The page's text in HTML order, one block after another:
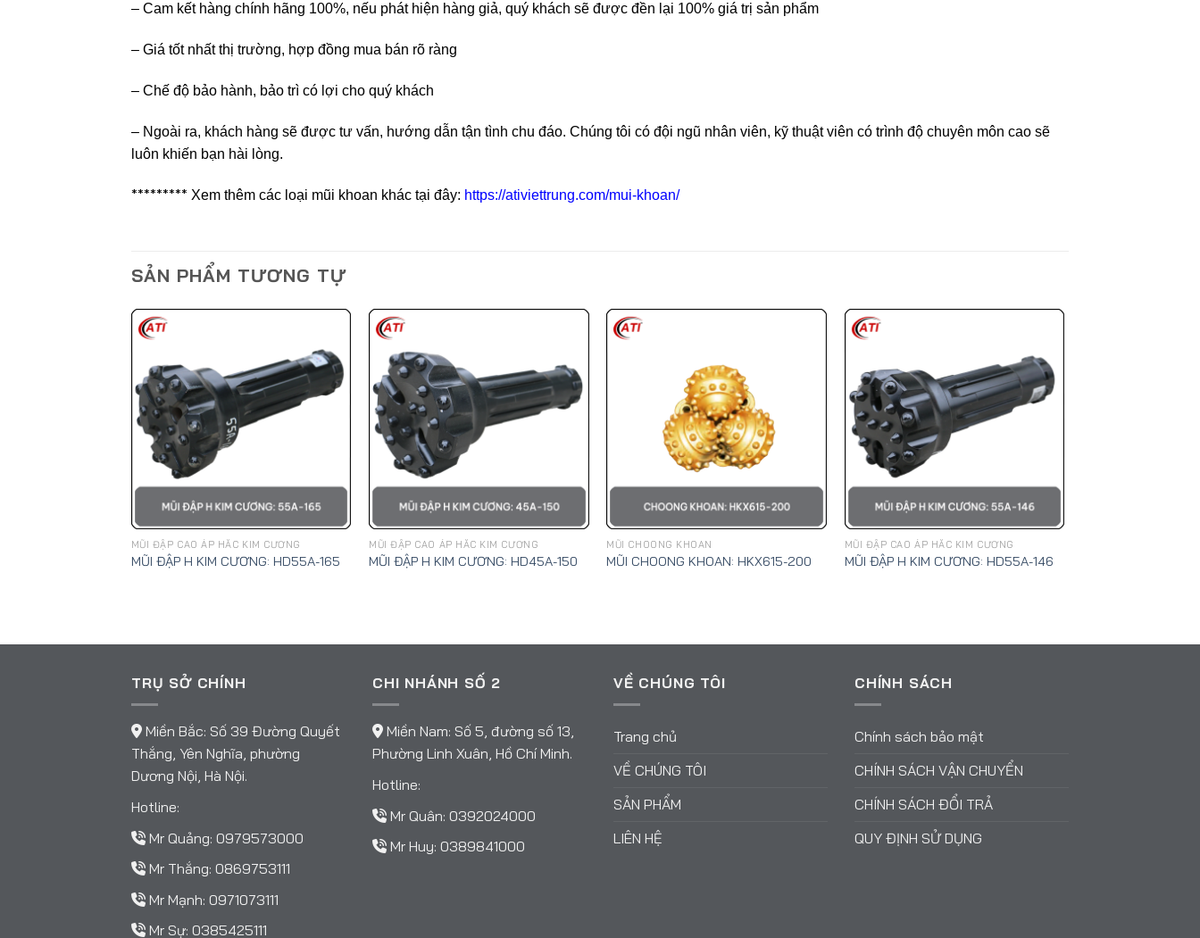
– Cam kết hàng chính hãng 100%, nếu phát hiện hàng giả, quý khách sẽ được đền lại 100% giá trị sản phẩm
– Giá tốt nhất thị trường, hợp đồng mua bán rõ ràng
– Chế độ bảo hành, bảo trì có lợi cho quý khách
– Ngoài ra, khách hàng sẽ được tư vấn, hướng dẫn tận tình chu đáo. Chúng tôi có đội ngũ nhân viên, kỹ thuật viên có trình độ chuyên môn cao sẽ
luôn khiến bạn hài lòng.
********* Xem thêm các loại mũi khoan khác tại đây: https://ativiettrung.com/mui-khoan/
SẢN PHẨM TƯƠNG TỰ
MŨI ĐẬP CAO ÁP HẮC KIM CƯƠNG
MŨI ĐẬP H KIM CƯƠNG: HD55A-165
MŨI ĐẬP CAO ÁP HẮC KIM CƯƠNG
MŨI ĐẬP H KIM CƯƠNG: HD45A-150
MŨI CHOONG KHOAN
MŨI CHOONG KHOAN: HKX615-200
MŨI ĐẬP CAO ÁP HẮC KIM CƯƠNG
MŨI ĐẬP H KIM CƯƠNG: HD55A-146
TRỤ SỞ CHÍNH
Miền Bắc: Số 39 Đường Quyết
Thắng, Yên Nghĩa, phường
Dương Nội, Hà Nội.
Hotline:
Mr Quảng: 0979573000
Mr Thắng: 0869753111
Mr Mạnh: 0971073111
Mr Sự: 0385425111
CHI NHÁNH SỐ 2
Miền Nam: Số 5, đường số 13,
Phường Linh Xuân, Hồ Chí Minh.
Hotline:
Mr Quân: 0392024000
Mr Huy: 0389841000
VỀ CHÚNG TÔI
Trang chủ
VỀ CHÚNG TÔI
SẢN PHẨM
LIÊN HỆ
CHÍNH SÁCH
Chính sách bảo mật
CHÍNH SÁCH VẬN CHUYỂN
CHÍNH SÁCH ĐỔI TRẢ
QUY ĐỊNH SỬ DỤNG